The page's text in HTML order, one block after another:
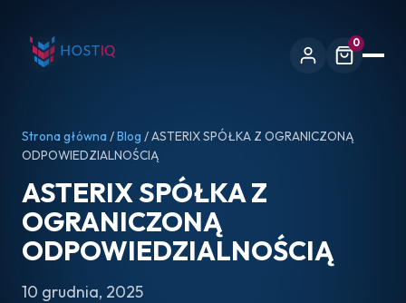
0
Strona główna /Blog / ASTERIX SPÓŁKA Z OGRANICZONĄ
ODPOWIEDZIALNOŚCIĄ
ASTERIX SPÓŁKA Z
OGRANICZONĄ
ODPOWIEDZIALNOŚCIĄ
10 grudnia, 2025